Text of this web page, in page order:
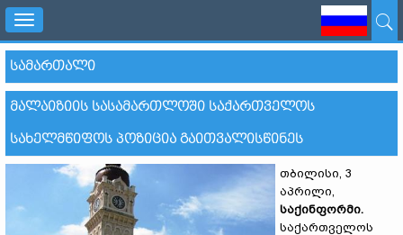
Toggle
navigation
ᲡᲐᲛᲐᲠᲗᲐᲚᲘ
ᲛᲐᲚᲐᲘᲖᲘᲘᲡ ᲡᲐᲡᲐᲛᲐᲠᲗᲚᲝᲨᲘ ᲡᲐᲥᲐᲠᲗᲕᲔᲚᲝᲡ
ᲡᲐᲮᲔᲚᲛᲬᲘᲤᲝᲡ ᲞᲝᲖᲘᲪᲘᲐ ᲒᲐᲘᲗᲕᲐᲚᲘᲡᲬᲘᲜᲔᲡ
თბილისი, 3
აპრილი,
საქინფორმი.
საქართველოს